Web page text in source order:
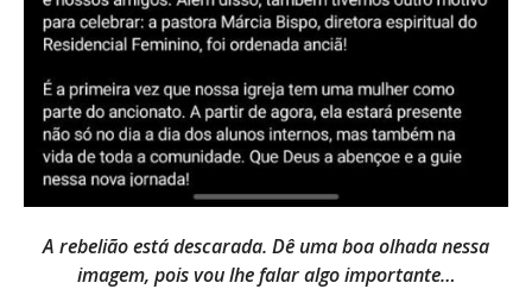
A rebelião está descarada. Dê uma boa olhada nessa
imagem, pois vou lhe falar algo importante…